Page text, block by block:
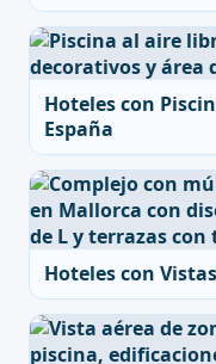
Hoteles con
España
Hoteles con